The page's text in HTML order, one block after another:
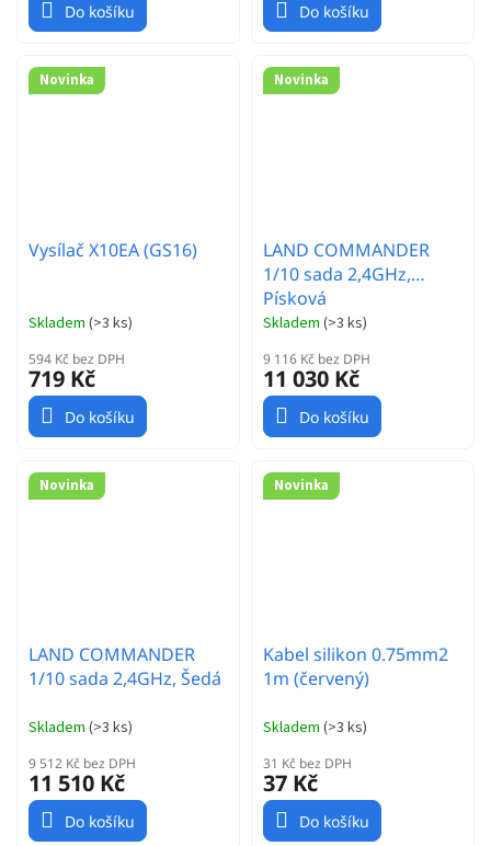
Do košíku Do košíku
Novinka
Vysílač X10EA (GS16)
Skladem (>3 ks)
594 Kč bez DPH
719 Kč
Do košíku
Novinka
LAND COMMANDER
1/10 sada 2,4GHz,
Písková
Skladem (>3 ks)
9 116 Kč bez DPH
11 030 Kč
Do košíku
Novinka
LAND COMMANDER
1/10 sada 2,4GHz, Šedá
Skladem (>3 ks)
9 512 Kč bez DPH
11 510 Kč
Do košíku
Novinka
Kabel silikon 0.75mm2
1m (červený)
Skladem (>3 ks)
31 Kč bez DPH
37 Kč
Do košíku